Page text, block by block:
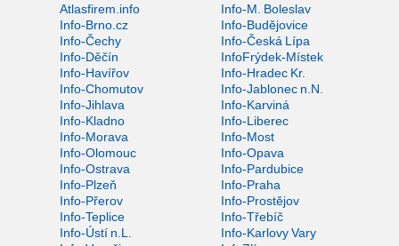
Atlasfirem.info
Info-M. Boleslav
Info-Brno.cz
Info-Budějovice
Info-Čechy
Info-Česká Lípa
Info-Děčín
InfoFrýdek-Místek
Info-Havířov
Info-Hradec Kr.
Info-Chomutov
Info-Jablonec n.N.
Info-Jihlava
Info-Karviná
Info-Kladno
Info-Liberec
Info-Morava
Info-Most
Info-Olomouc
Info-Opava
Info-Ostrava
Info-Pardubice
Info-Plzeň
Info-Praha
Info-Přerov
Info-Prostějov
Info-Teplice
Info-Třebíč
Info-Ústí n.L.
Info-Karlovy Vary